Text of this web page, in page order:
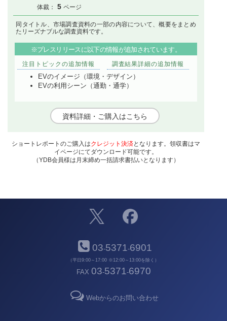
5
同タイトル、市場調査資料の一部の内容について、概要をまとめ
たリーズナブルな調査資料です。
※プレスリリースに以下の情報が追加されています。
注目トピックの追加情報 調査結果詳細の追加情報
EVのイメージ（環境・デザイン）
EVの利用シーン（通勤・通学）
資料詳細・ご購入はこちら
ショートレポートのご購入はクレジット決済となります。領収書はマ
イページにてダウンロード可能です。
（YDB会員様は月末締め一括請求書払いとなります）
03-5371-6901
（平日9:00～17:00 ※12:00～13:00を除く）
FAX 03-5371-6970
Webからのお問い合わせ